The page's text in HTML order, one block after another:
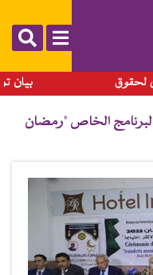
بيان توضيحي
الخاص "رمضان